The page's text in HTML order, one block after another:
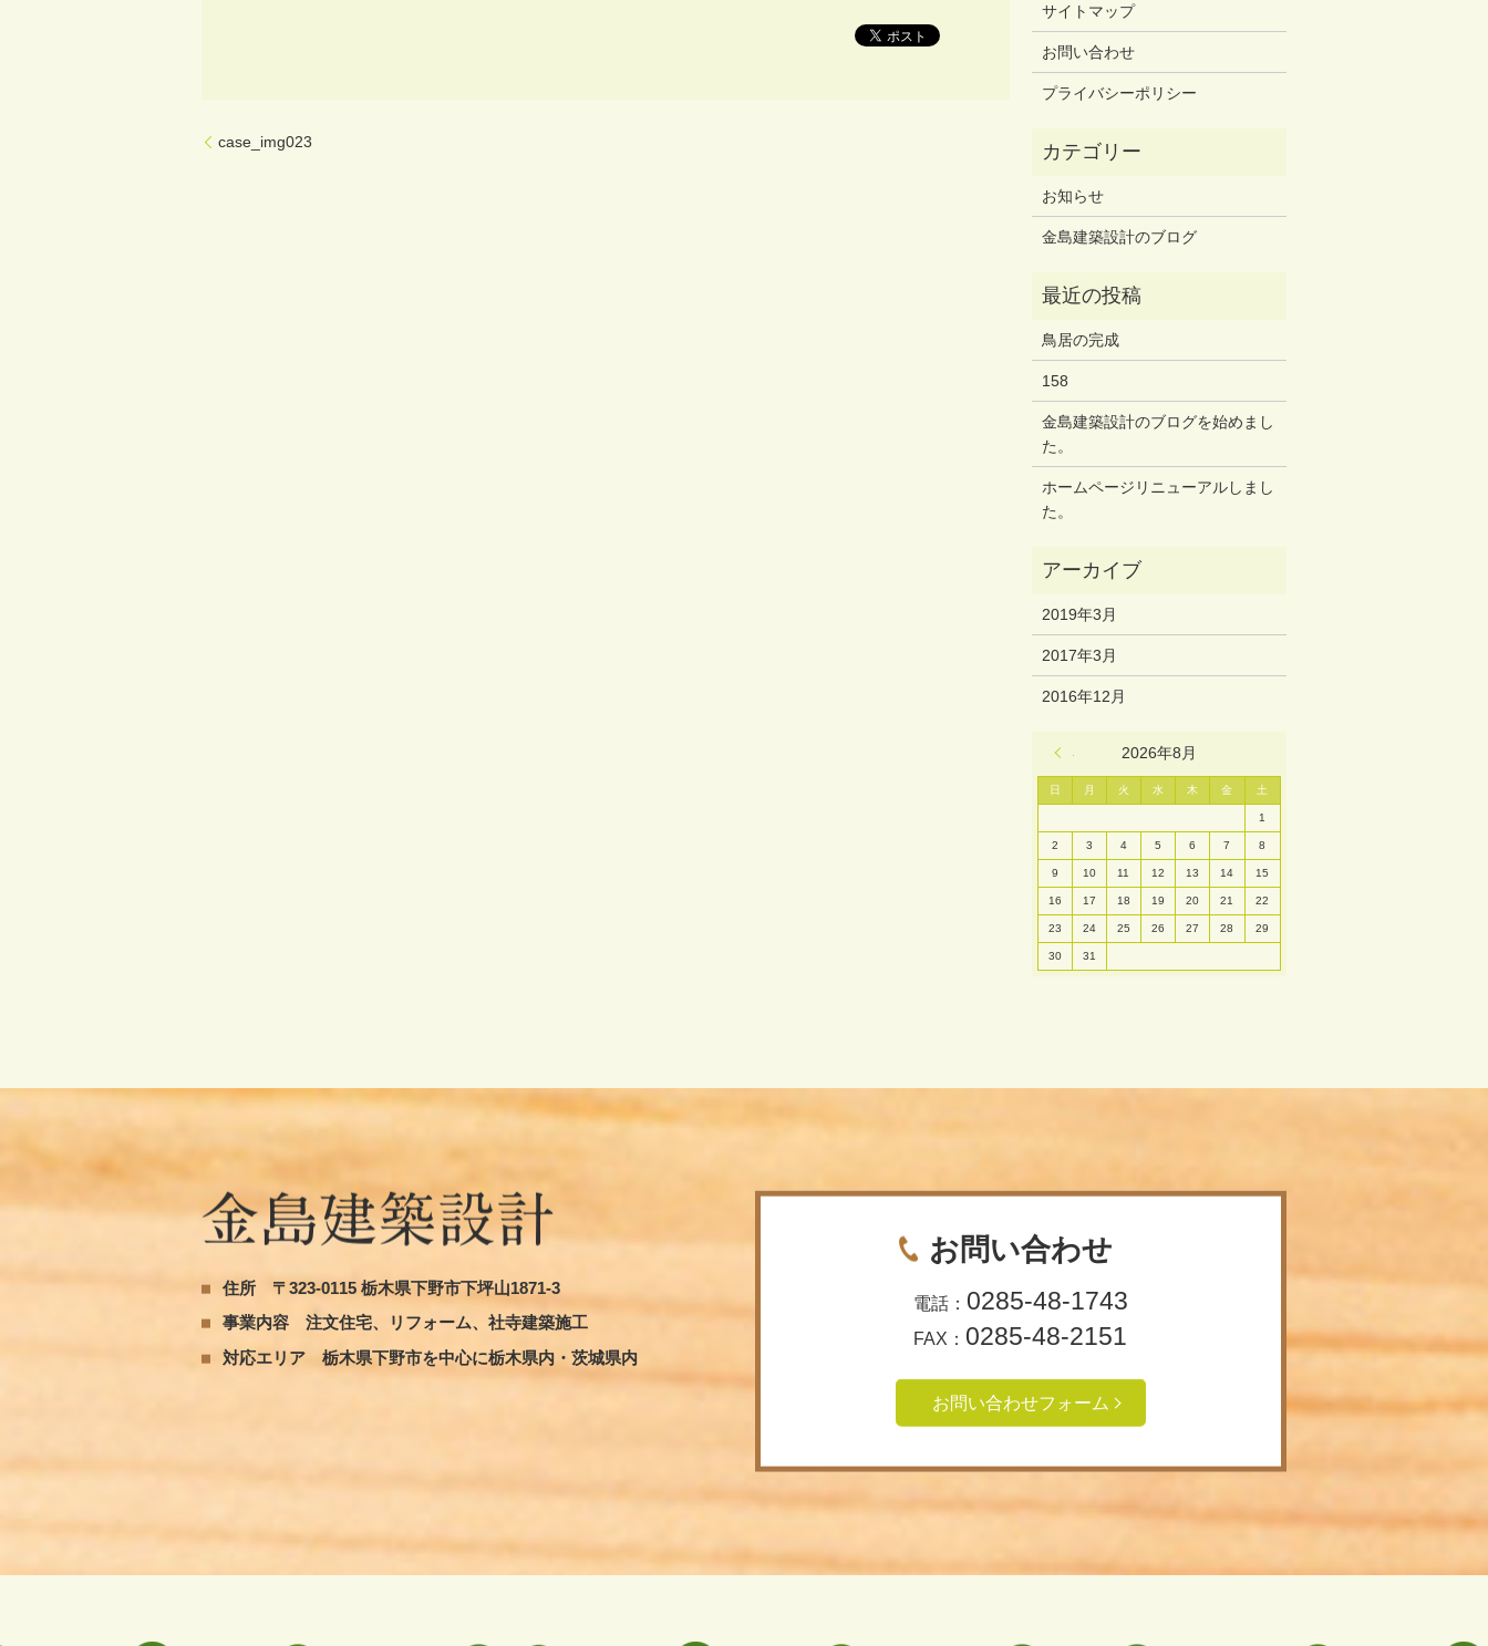
case_img023
サイトマップ
お問い合わせ
プライバシーポリシー
お知らせ
金島建築設計のブログ
鳥居の完成
158
金島建築設計のブログを始めまし
た。
ホームページリニューアルしまし
た。
2019年3月
2017年3月
2016年12月
2026年8月
日 月 火 水 木 金 土
1
2 3 4 5 6 7 8
9 10 11 12 13 14 15
16 17 18 19 20 21 22
23 24 25 26 27 28 29
30 31
住所
〒323-0115 栃木県下野市下坪山1871-3
事業内容
注文住宅、リフォーム、社寺建築施工
対応エリア
栃木県下野市を中心に栃木県内・茨城県内
お問い合わせ
電話： 0285-48-1743
FAX： 0285-48-2151
お問い合わせフォーム